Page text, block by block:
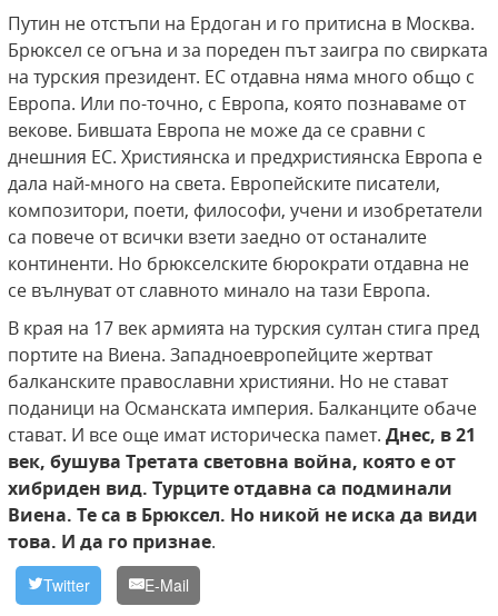
Путин не отстъпи на Ердоган и го притисна в Москва.
Брюксел се огъна и за пореден път заигра по свирката
на турския президент. ЕС отдавна няма много общо с
Европа. Или по-точно, с Европа, която познаваме от
векове. Бившата Европа не може да се сравни с
днешния ЕС. Християнска и предхристиянска Европа е
дала най-много на света. Европейските писатели,
композитори, поети, философи, учени и изобретатели
са повече от всички взети заедно от останалите
континенти. Но брюкселските бюрократи отдавна не
се вълнуват от славното минало на тази Европа.
В края на 17 век армията на турския султан стига пред
портите на Виена. Западноевропейците жертват
балканските православни християни. Но не стават
поданици на Османската империя. Балканците обаче
стават. И все още имат историческа памет. Днес, в 21
век, бушува Третата световна война, която е от
хибриден вид. Турците отдавна са подминали
Виена. Те са в Брюксел. Но никой не иска да види
това. И да го признае.
Twitter E-Mail